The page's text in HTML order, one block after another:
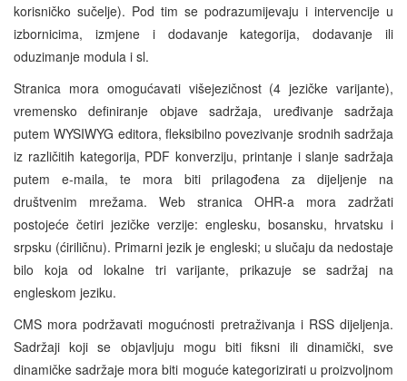
korisničko sučelje). Pod tim se podrazumijevaju i intervencije u
izbornicima, izmjene i dodavanje kategorija, dodavanje ili
oduzimanje modula i sl.
Stranica mora omogućavati višejezičnost (4 jezičke varijante),
vremensko definiranje objave sadržaja, uređivanje sadržaja
putem WYSIWYG editora, fleksibilno povezivanje srodnih sadržaja
iz različitih kategorija, PDF konverziju, printanje i slanje sadržaja
putem e-maila, te mora biti prilagođena za dijeljenje na
društvenim mrežama. Web stranica OHR-a mora zadržati
postojeće četiri jezičke verzije: englesku, bosansku, hrvatsku i
srpsku (ćiriličnu). Primarni jezik je engleski; u slučaju da nedostaje
bilo koja od lokalne tri varijante, prikazuje se sadržaj na
engleskom jeziku.
CMS mora podržavati mogućnosti pretraživanja i RSS dijeljenja.
Sadržaji koji se objavljuju mogu biti fiksni ili dinamički, sve
dinamičke sadržaje mora biti moguće kategorizirati u proizvoljnom